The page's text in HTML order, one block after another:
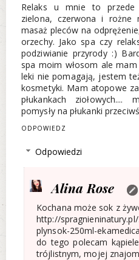
Relaks u mnie to przede
zielona, czerwona i rożne
masaż pleców na
orzechy. Jako spa czy
podziwianie przyrody :)
spa moim włosom ale
leki nie pomagają, jestem
kosmetyki. Mam atopowe
płukankach
pomysły na płukanki
ODPOWIEDZ
Odpowiedzi
Alina Rose
Kochana może sok z
http://
plynsok-250ml-
do tego polecam
trójlistnym, mojej